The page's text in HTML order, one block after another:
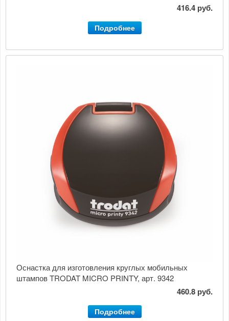
416.4 руб.
Подробнее
Оснастка для изготовления круглых мобильных
штампов TRODAT MICRO PRINTY, арт. 9342
460.8 руб.
Подробнее